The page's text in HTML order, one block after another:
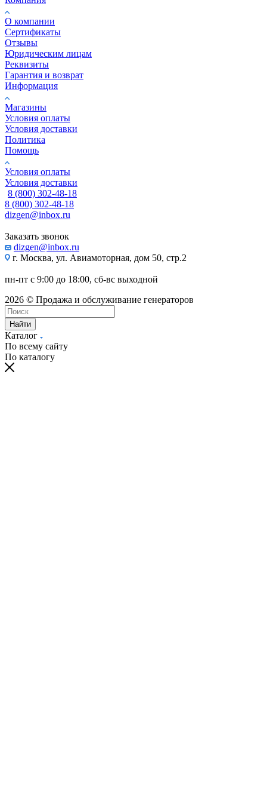
О компании
Сертификаты
Отзывы
Юридическим лицам
Реквизиты
Гарантия и возврат
Информация
Магазины
Условия оплаты
Условия доставки
Политика
Помощь
Условия оплаты
Условия доставки
8 (800) 302-48-18
8 (800) 302-48-18
dizgen@inbox.ru
Заказать звонок
dizgen@inbox.ru
г. Москва, ул. Авиамоторная, дом 50, стр.2
пн-пт с 9:00 до 18:00, сб-вс выходной
2026 © Продажа и обслуживание генераторов
Найти
Каталог
По всему сайту
По каталогу